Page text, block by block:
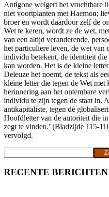
Antigone weigert het vruchtbare
niet voortplanten met Haemon;
broer en wordt daardoor zelf de
Wet te keren, wordt ze de wet,
van een altijd veranderende,
het particuliere leven, de wet van
individu betekent, de identiteit
kan worden. Het is de kleine
Deleuze het noemt, de tekst als
kleine letter die tegen de Wet
herinnering aan het ontembare
individu te zijn tegen de staat in.
antikapitaliste, tegen de
Hoofdletter van de autoriteit die
zegt te vinden.’ (Bladzijde 115-
vervolgd.
RECENTE BERICHTEN